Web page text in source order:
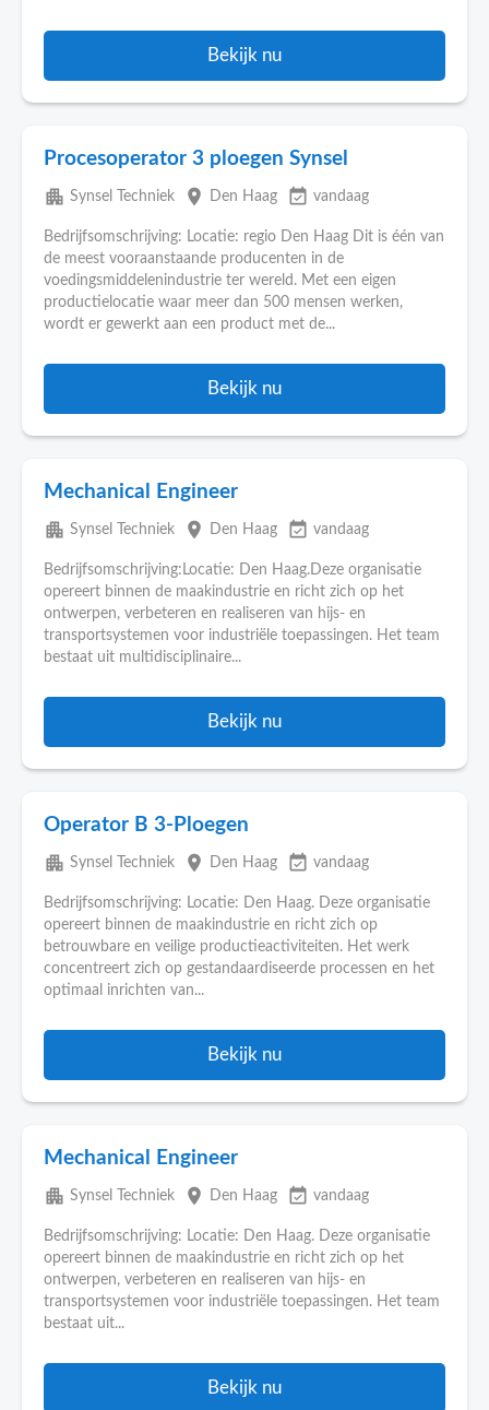
Bekijk nu
Procesoperator 3 ploegen Synsel
apartment Synsel Techniek place Den Haag event_available vandaag
Bedrijfsomschrijving: Locatie: regio Den Haag Dit is één van
de meest vooraanstaande producenten in de
voedingsmiddelenindustrie ter wereld. Met een eigen
productielocatie waar meer dan 500 mensen werken,
wordt er gewerkt aan een product met de...
Bekijk nu
Mechanical Engineer
apartment Synsel Techniek place Den Haag event_available vandaag
Bedrijfsomschrijving:Locatie: Den Haag.Deze organisatie
opereert binnen de maakindustrie en richt zich op het
ontwerpen, verbeteren en realiseren van hijs- en
transportsystemen voor industriële toepassingen. Het team
bestaat uit multidisciplinaire...
Bekijk nu
Operator B 3-Ploegen
apartment Synsel Techniek place Den Haag event_available vandaag
Bedrijfsomschrijving: Locatie: Den Haag. Deze organisatie
opereert binnen de maakindustrie en richt zich op
betrouwbare en veilige productieactiviteiten. Het werk
concentreert zich op gestandaardiseerde processen en het
optimaal inrichten van...
Bekijk nu
Mechanical Engineer
apartment Synsel Techniek place Den Haag event_available vandaag
Bedrijfsomschrijving: Locatie: Den Haag. Deze organisatie
opereert binnen de maakindustrie en richt zich op het
ontwerpen, verbeteren en realiseren van hijs- en
transportsystemen voor industriële toepassingen. Het team
bestaat uit...
Bekijk nu